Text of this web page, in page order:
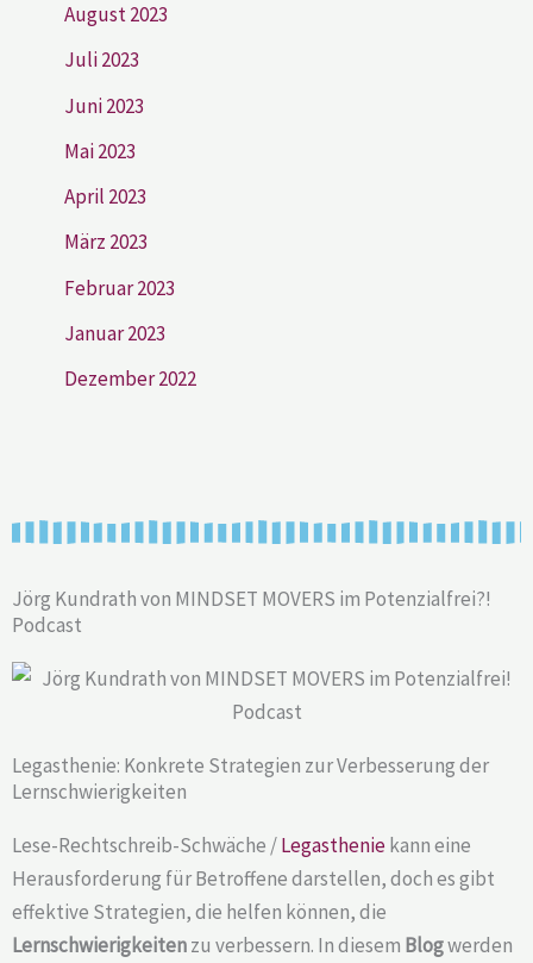
August 2023
Juli 2023
Juni 2023
Mai 2023
April 2023
März 2023
Februar 2023
Januar 2023
Dezember 2022
Jörg Kundrath von MINDSET MOVERS im Potenzialfrei?!
Podcast
Legasthenie: Konkrete Strategien zur Verbesserung der
Lernschwierigkeiten
Lese-Rechtschreib-Schwäche /Legastheniekann eine
Herausforderung für Betroffene darstellen, doch es gibt
effektive Strategien, die helfen können, die
Lernschwierigkeitenzu verbessern. In diesem Blogwerden